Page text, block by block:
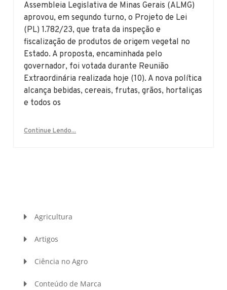
Assembleia Legislativa de Minas Gerais (ALMG)
aprovou, em segundo turno, o Projeto de Lei
(PL) 1.782/23, que trata da inspeção e
fiscalização de produtos de origem vegetal no
Estado. A proposta, encaminhada pelo
governador, foi votada durante Reunião
Extraordinária realizada hoje (10). A nova política
alcança bebidas, cereais, frutas, grãos, hortaliças
e todos os
Continue Lendo...
Agricultura
Artigos
Ciência no Agro
Conteúdo de Marca